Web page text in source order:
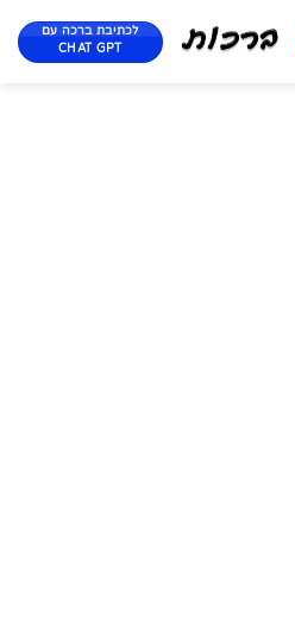
לכתיבת ברכה עם
CHAT GPT